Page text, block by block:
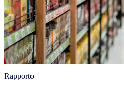
Rapporto